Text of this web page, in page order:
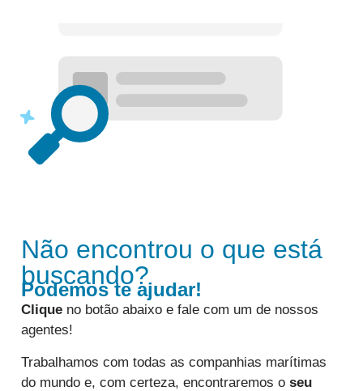
Não encontrou o que está
buscando?
Podemos te ajudar!
Clique no botão abaixo e fale com um de nossos
agentes!
Trabalhamos com todas as companhias marítimas
do mundo e, com certeza, encontraremos o seu